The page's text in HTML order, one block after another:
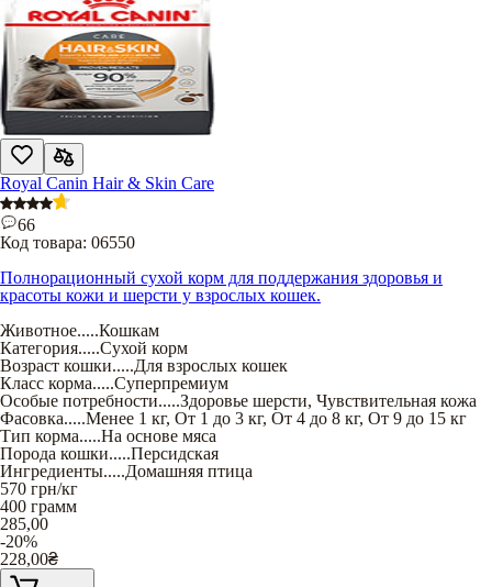
Royal Canin Hair & Skin Care
66
Код товара: 06550
Полнорационный сухой корм для поддержания здоровья и
красоты кожи и шерсти у взрослых кошек.
Животное.....Кошкам
Категория.....Сухой корм
Возраст кошки.....Для взрослых кошек
Класс корма.....Суперпремиум
Особые потребности.....Здоровье шерсти, Чувствительная кожа
Фасовка.....Менее 1 кг, От 1 до 3 кг, От 4 до 8 кг, От 9 до 15 кг
Тип корма.....На основе мяса
Порода кошки.....Персидская
Ингредиенты.....Домашняя птица
570 грн/кг
400 грамм
285,00
-20%
228,00₴